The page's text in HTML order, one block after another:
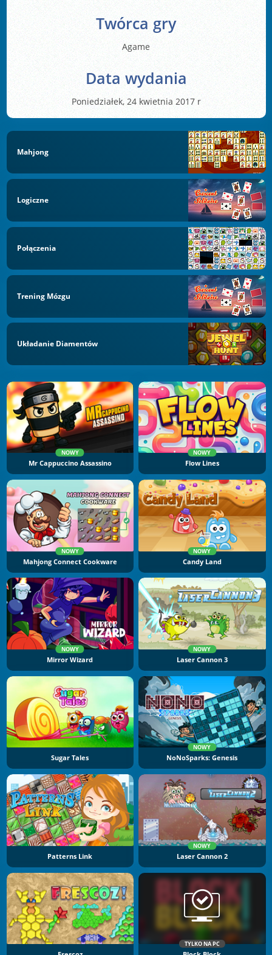
Twórca gry
Agame
Data wydania
Poniedziałek, 24 kwietnia 2017 r
Mahjong
Logiczne
Połączenia
Trening Mózgu
Układanie Diamentów
NOWY
Mr Cappuccino Assassino
NOWY
Flow Lines
NOWY
Mahjong Connect Cookware
NOWY
Candy Land
NOWY
Mirror Wizard
NOWY
Laser Cannon 3
Sugar Tales
NOWY
NoNoSparks: Genesis
Patterns Link
NOWY
Laser Cannon 2
TYLKO NA PC